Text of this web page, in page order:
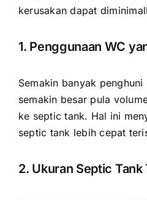
kerusakan dapat
1. Penggunaan WC
Semakin banyak
semakin besar pula
ke septic tank. Hal ini
septic tank lebih cepat
2. Ukuran Septic Tank